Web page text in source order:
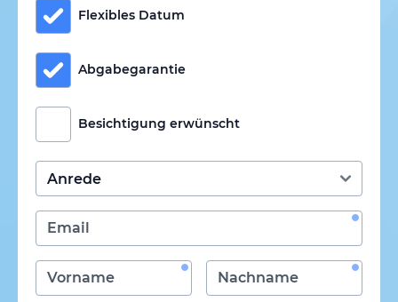
Flexibles Datum
Abgabegarantie
Besichtigung erwünscht